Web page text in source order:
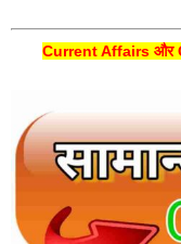
Current Affairs और